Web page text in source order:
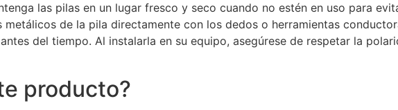
las pilas en un lugar fresco y seco cuando no estén en uso para
de la pila directamente con los dedos o herramientas
del tiempo. Al instalarla en su equipo, asegúrese de respetar la
producto?